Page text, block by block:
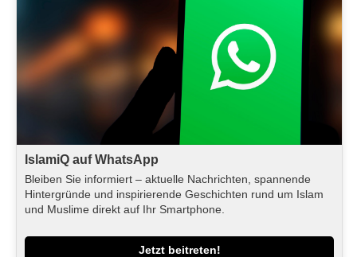
IslamiQ auf WhatsApp
Bleiben Sie informiert – aktuelle Nachrichten, spannende
Hintergründe und inspirierende Geschichten rund um Islam
und Muslime direkt auf Ihr Smartphone.
Jetzt beitreten!